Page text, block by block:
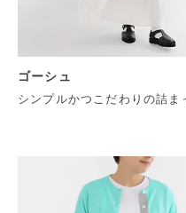
ゴーシュ
シンプルかつこだわりの詰ま